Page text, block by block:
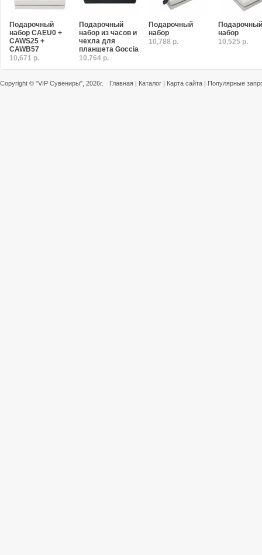
Подарочный
набор CAEU0 +
CAWS25 +
CAWB57
10,671 р.
Подарочный
набор из часов и
чехла для
планшета Goccia
10,764 р.
Подарочный
набор
10,788 р.
Подарочный
набор
10,525 р.
Copyright © "VIP Сувениры" , 2026г. Главная | Каталог | Карта сайта | Популярные